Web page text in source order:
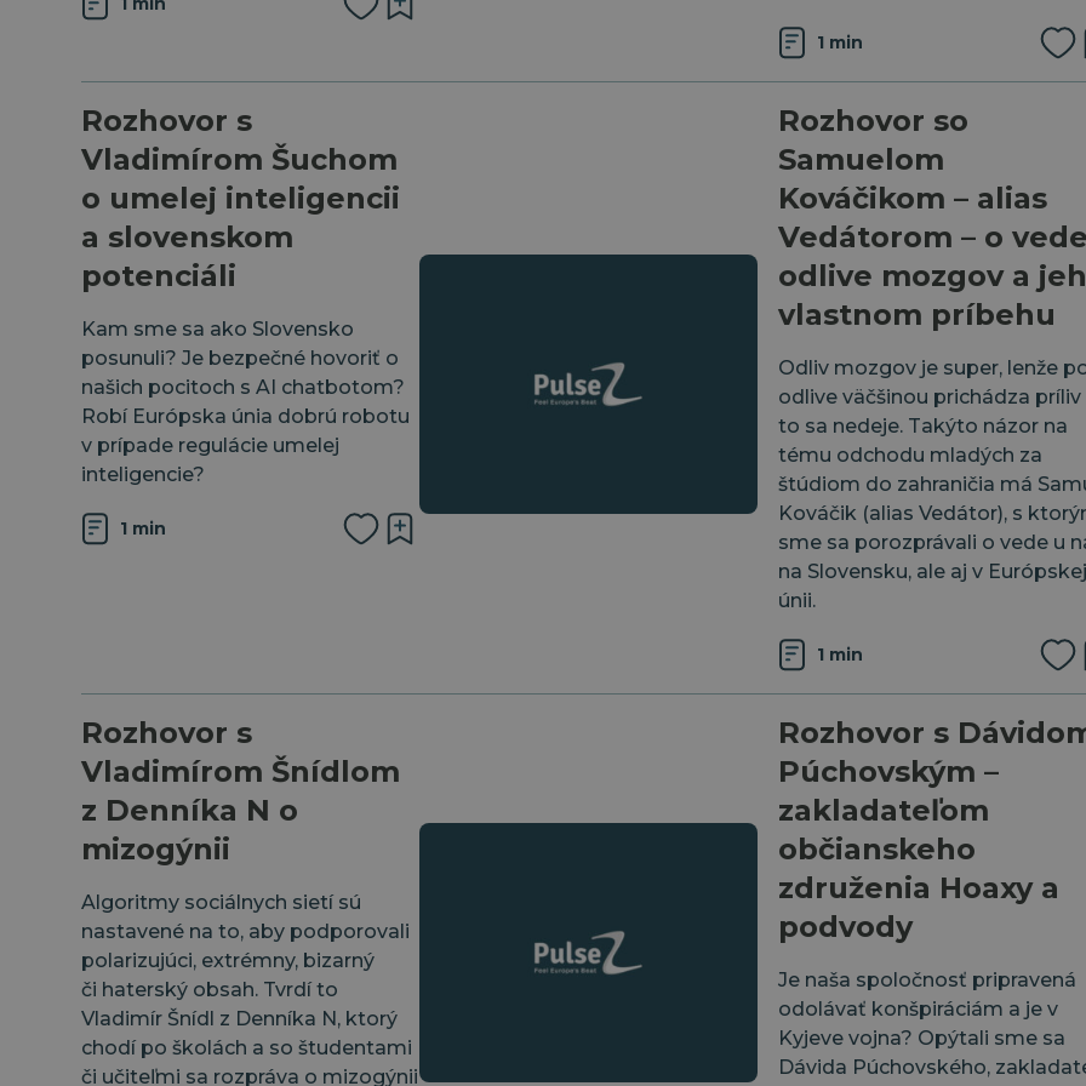
1 min
Rozhovor s
Vladimírom Šuchom
o umelej inteligencii
a slovenskom
potenciáli
Kam sme sa ako Slovensko
posunuli? Je bezpečné hovoriť o
našich pocitoch s AI chatbotom?
Robí Európska únia dobrú robotu
v prípade regulácie umelej
inteligencie?
1 min
Rozhovor so
Samuelom
Kováčikom – alias
Vedátorom – o
odlive mozgov a
vlastnom príbehu
Odliv mozgov je super, lenže
odlive väčšinou prichádza príliv
to sa nedeje. Takýto názor na
tému odchodu mladých za
štúdiom do zahraničia má
Kováčik (alias Vedátor), s
sme sa porozprávali o vede u
na Slovensku, ale aj v Európskej
únii.
1 min
Rozhovor s
Vladimírom Šnídlom
z Denníka N o
mizogýnii
Algoritmy sociálnych sietí sú
nastavené na to, aby podporovali
polarizujúci, extrémny, bizarný
či haterský obsah. Tvrdí to
Vladimír Šnídl z Denníka N, ktorý
chodí po školách a so študentami
či učiteľmi sa rozpráva o mizogýnii
Rozhovor s
Púchovským –
zakladateľom
občianskeho
združenia Hoaxy a
podvody
Je naša spoločnosť pripravená
odolávať konšpiráciám a je v
Kyjeve vojna? Opýtali sme sa
⁠Dávida Púchovského⁠,